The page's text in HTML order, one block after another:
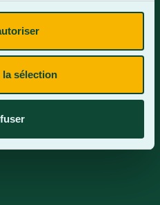
sélection